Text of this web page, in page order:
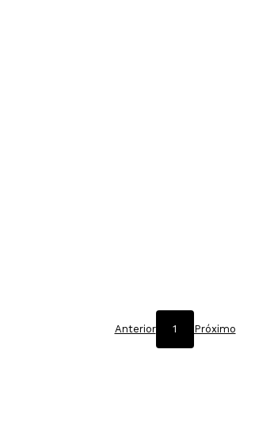
Anterior 1 Próximo